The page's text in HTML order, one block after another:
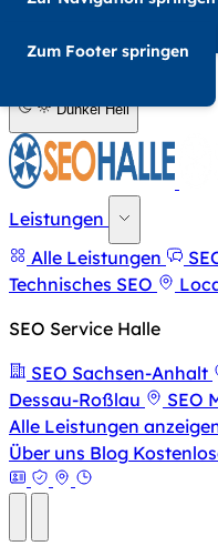
Zum Footer springen
A- A+
Dunkel Hell
Leistungen
Alle Leistungen
Technisches SEO
SEO Service Halle
SEO Sachsen-Anhalt
Dessau-Roßlau
SEO
Alle Leistungen
Über uns Blog